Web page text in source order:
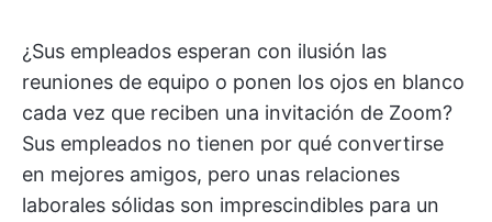
¿Sus empleados esperan con ilusión las
reuniones de equipo o ponen los ojos en blanco
cada vez que reciben una invitación de Zoom?
Sus empleados no tienen por qué convertirse
en mejores amigos, pero unas relaciones
laborales sólidas son imprescindibles para un